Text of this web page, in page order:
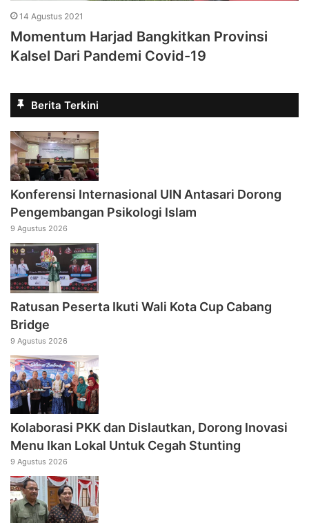
14 Agustus 2021
Momentum Harjad Bangkitkan Provinsi
Kalsel Dari Pandemi Covid-19
Berita Terkini
Konferensi Internasional UIN Antasari Dorong
Pengembangan Psikologi Islam
9 Agustus 2026
Ratusan Peserta Ikuti Wali Kota Cup Cabang
Bridge
9 Agustus 2026
Kolaborasi PKK dan Dislautkan, Dorong Inovasi
Menu Ikan Lokal Untuk Cegah Stunting
9 Agustus 2026